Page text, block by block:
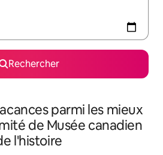
Rechercher
parmi les mieux
de Musée canadien
l'histoire